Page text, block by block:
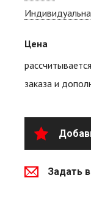
Цена
заказа и
Задать